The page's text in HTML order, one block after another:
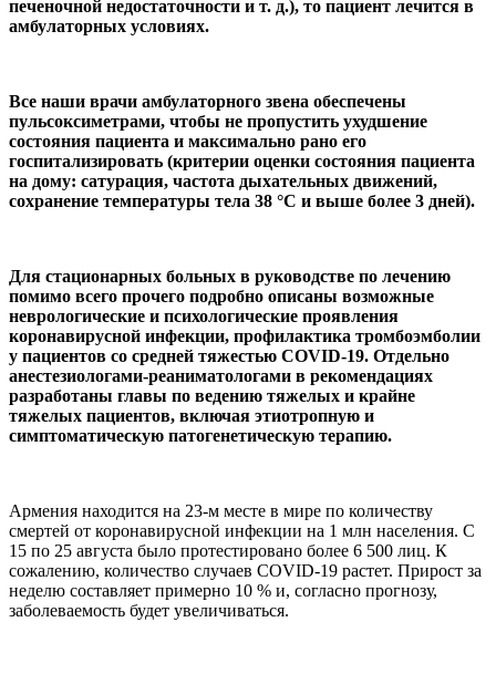
печеночной недостаточности и т. д.), то пациент лечится в
амбулаторных условиях.
Все наши врачи амбулаторного звена обеспечены
пульсоксиметрами, чтобы не пропустить ухудшение
состояния пациента и максимально рано его
госпитализировать (критерии оценки состояния пациента
на дому: сатурация, частота дыхательных движений,
сохранение температуры тела 38 °С и выше более 3 дней).
Для стационарных больных в руководстве по лечению
помимо всего прочего подробно описаны возможные
неврологические и психологические проявления
коронавирусной инфекции, профилактика тромбоэмболии
у пациентов со средней тяжестью COVID-19. Отдельно
анестезиологами-реаниматологами в рекомендациях
разработаны главы по ведению тяжелых и крайне
тяжелых пациентов, включая этиотропную и
симптоматическую патогенетическую терапию.
Армения находится на 23-м месте в мире по количеству
смертей от коронавирусной инфекции на 1 млн населения. С
15 по 25 августа было протестировано более 6 500 лиц. К
сожалению, количество случаев COVID-19 растет. Прирост за
неделю составляет примерно 10 % и, согласно прогнозу,
заболеваемость будет увеличиваться.